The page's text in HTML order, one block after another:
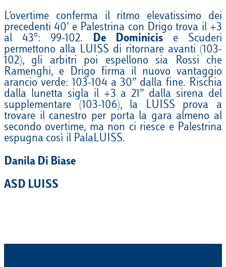
L’overtime conferma il ritmo elevatissimo dei
precedenti 40’ e Palestrina con Drigo trova il +3
al 43°: 99-102. De Dominicis e Scuderi
permettono alla LUISS di ritornare avanti (103-
102), gli arbitri poi espellono sia Rossi che
Ramenghi, e Drigo firma il nuovo vantaggio
arancio verde: 103-104 a 30’’ dalla fine. Rischia
dalla lunetta sigla il +3 a 21’’ dalla sirena del
supplementare (103-106), la LUISS prova a
trovare il canestro per porta la gara almeno al
secondo overtime, ma non ci riesce e Palestrina
espugna così il PalaLUISS.
Danila Di Biase
ASD LUISS